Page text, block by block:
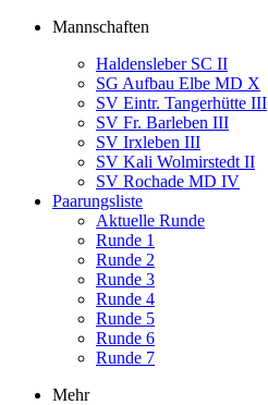
Mannschaften
Haldensleber SC II
SG Aufbau Elbe MD X
SV Eintr. Tangerhütte III
SV Fr. Barleben III
SV Irxleben III
SV Kali Wolmirstedt II
SV Rochade MD IV
Paarungsliste
Aktuelle Runde
Runde 1
Runde 2
Runde 3
Runde 4
Runde 5
Runde 6
Runde 7
Mehr